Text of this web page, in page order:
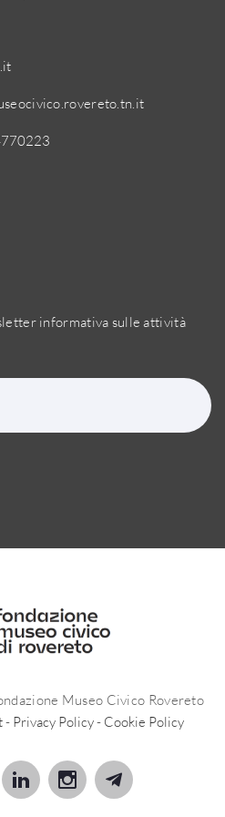
informativa sulle attività
Museo Civico Rovereto
- Privacy Policy- Cookie Policy